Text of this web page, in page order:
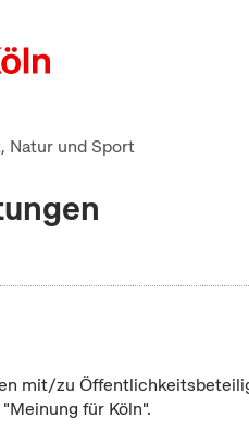
Natur und Sport
mit/zu
für Köln".